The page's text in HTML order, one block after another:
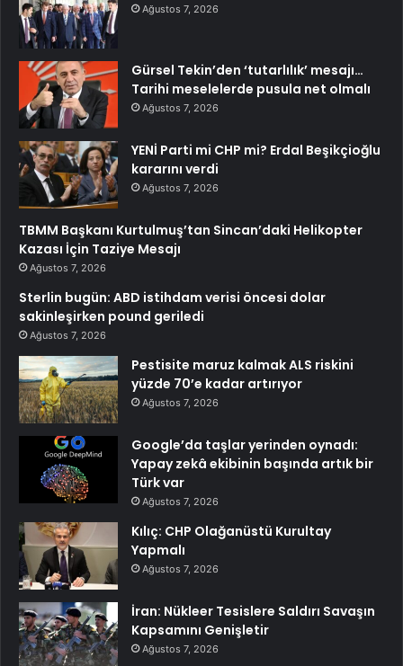
Ağustos 7, 2026
Gürsel Tekin’den ‘tutarlılık’ mesajı…
Tarihi meselelerde pusula net olmalı
Ağustos 7, 2026
YENİ Parti mi CHP mi? Erdal Beşikçioğlu
kararını verdi
Ağustos 7, 2026
TBMM Başkanı Kurtulmuş’tan Sincan’daki Helikopter
Kazası İçin Taziye Mesajı
Ağustos 7, 2026
Sterlin bugün: ABD istihdam verisi öncesi dolar
sakinleşirken pound geriledi
Ağustos 7, 2026
Pestisite maruz kalmak ALS riskini
yüzde 70’e kadar artırıyor
Ağustos 7, 2026
Google’da taşlar yerinden oynadı:
Yapay zekâ ekibinin başında artık bir
Türk var
Ağustos 7, 2026
Kılıç: CHP Olağanüstü Kurultay
Yapmalı
Ağustos 7, 2026
İran: Nükleer Tesislere Saldırı Savaşın
Kapsamını Genişletir
Ağustos 7, 2026